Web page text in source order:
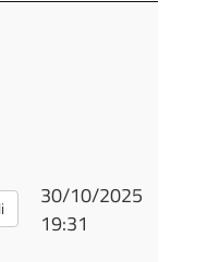
30/10/2025
19:31